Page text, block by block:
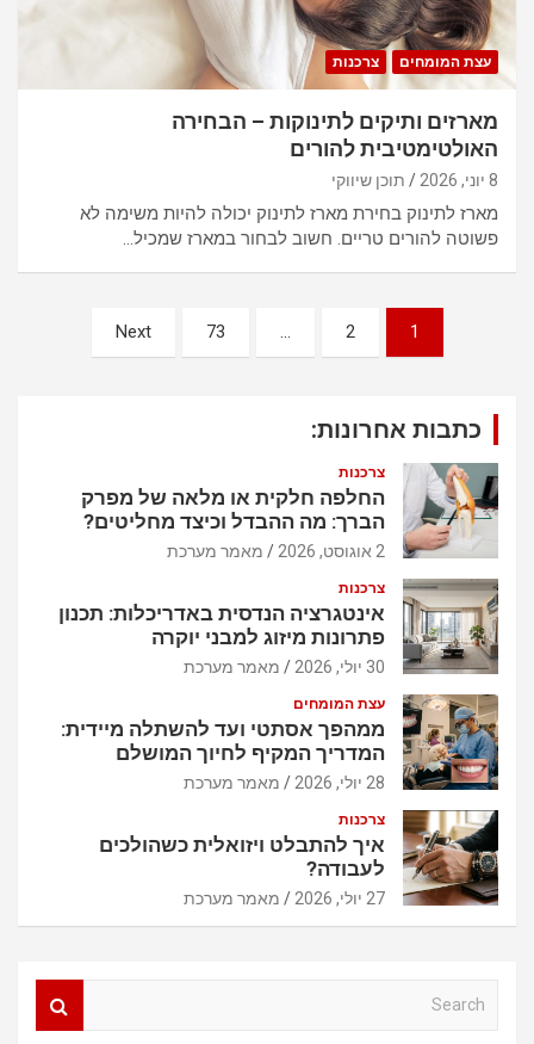
עצת המומחים צרכנות
מארזים ותיקים לתינוקות – הבחירה
האולטימטיבית להורים
8 יוני, 2026 תוכן שיווקי
מארז לתינוק בחירת מארז לתינוק יכולה להיות משימה לא
פשוטה להורים טריים. חשוב לבחור במארז שמכיל…
ט
1
2
…
73
Next
כתבות אחרונות:
צרכנות
החלפה חלקית או מלאה של מפרק
הברך: מה ההבדל וכיצד מחליטים?
2 אוגוסט, 2026 מאמר מערכת
צרכנות
אינטגרציה הנדסית באדריכלות: תכנון
פתרונות מיזוג למבני יוקרה
30 יולי, 2026 מאמר מערכת
עצת המומחים
ממהפך אסתטי ועד להשתלה מיידית:
המדריך המקיף לחיוך המושלם
28 יולי, 2026 מאמר מערכת
צרכנות
איך להתבלט ויזואלית כשהולכים
לעבודה?
27 יולי, 2026 מאמר מערכת